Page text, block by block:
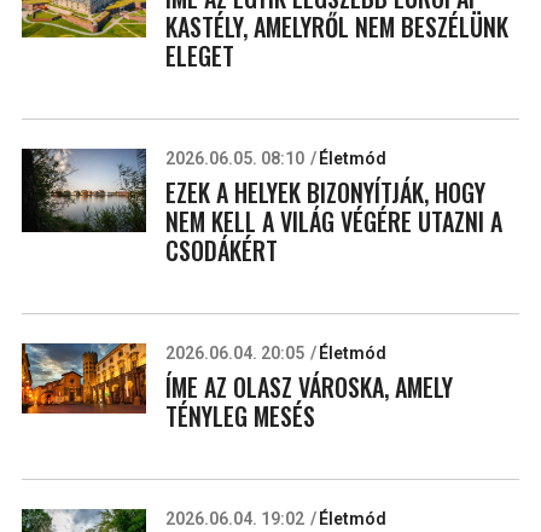
KASTÉLY, AMELYRŐL NEM BESZÉLÜNK
ELEGET
2026.06.05. 08:10 Életmód
EZEK A HELYEK BIZONYÍTJÁK, HOGY
NEM KELL A VILÁG VÉGÉRE UTAZNI A
CSODÁKÉRT
2026.06.04. 20:05 Életmód
ÍME AZ OLASZ VÁROSKA, AMELY
TÉNYLEG MESÉS
2026.06.04. 19:02 Életmód